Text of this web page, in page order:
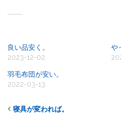
良い品安く。
2023-12-02
や
羽毛布団が安い。
2022-03-13
寝具が変われば。